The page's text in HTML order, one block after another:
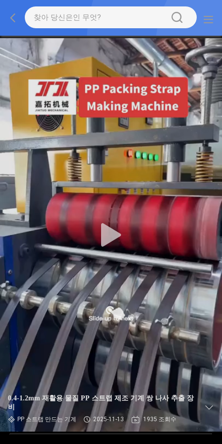
0.4-1.2mm 재활용 물질 PP 스트랩 제조 기계 쌍 나사 추출 장
비
PP 스트랩 만드는 기계 2025-11-13 1935 조회수